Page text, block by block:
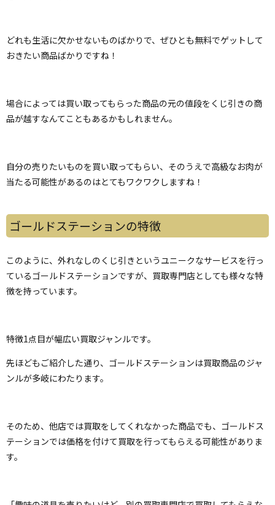
どれも生活に欠かせないものばかりで、ぜひとも無料でゲットして
おきたい商品ばかりですね！
場合によっては買い取ってもらった商品の元の値段をくじ引きの商
品が越すなんてこともあるかもしれません。
自分の売りたいものを買い取ってもらい、そのうえで高級なお肉が
当たる可能性があるのはとてもワクワクしますね！
ゴールドステーションの特徴
このように、外れなしのくじ引きというユニークなサービスを行っ
ているゴールドステーションですが、買取専門店としても様々な特
徴を持っています。
特徴1点目が幅広い買取ジャンルです。
先ほどもご紹介した通り、ゴールドステーションは買取商品のジャ
ンルが多岐にわたります。
そのため、他店では買取をしてくれなかった商品でも、ゴールドス
テーションでは価格を付けて買取を行ってもらえる可能性がありま
す。